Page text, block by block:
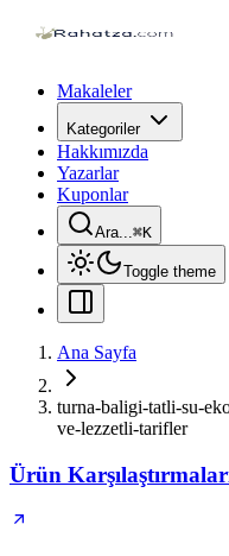
Makaleler
Kategoriler
Hakkımızda
Yazarlar
Kuponlar
Ara...⌘K
Toggle theme
Ana Sayfa
turna-baligi-tatli-su-
ve-lezzetli-tarifler
Ürün